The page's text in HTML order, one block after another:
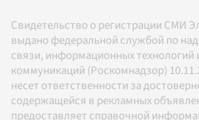
Свидетельство о регистрации СМИ
выдано федеральной службой по
связи, информационных технологий
коммуникаций (Роскомнадзор)
несет ответственности за
содержащейся в рекламных
предоставляет справочной